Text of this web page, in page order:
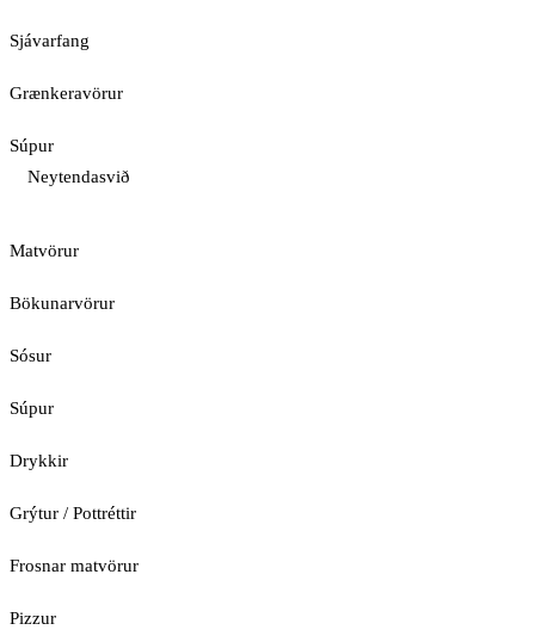
Sjávarfang
Grænkeravörur
Súpur
Neytendasvið
Matvörur
Bökunarvörur
Sósur
Súpur
Drykkir
Grýtur / Pottréttir
Frosnar matvörur
Pizzur